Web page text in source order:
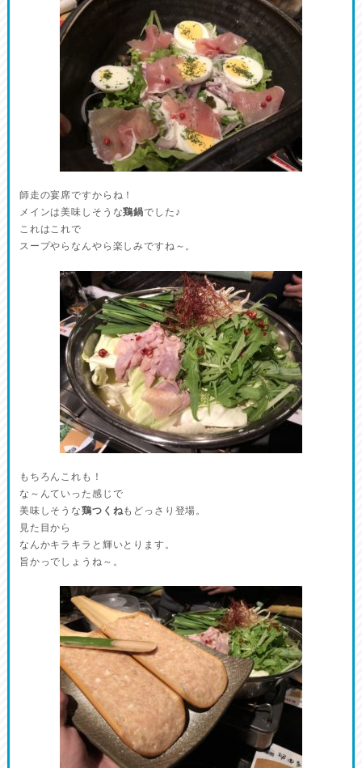
師走の宴席ですからね！
メインは美味しそうな鶏鍋でした♪
これはこれで
スープやらなんやら楽しみですね～。
もちろんこれも！
な～んていった感じで
美味しそうな鶏つくねもどっさり登場。
見た目から
なんかキラキラと輝いとります。
旨かっでしょうね～。